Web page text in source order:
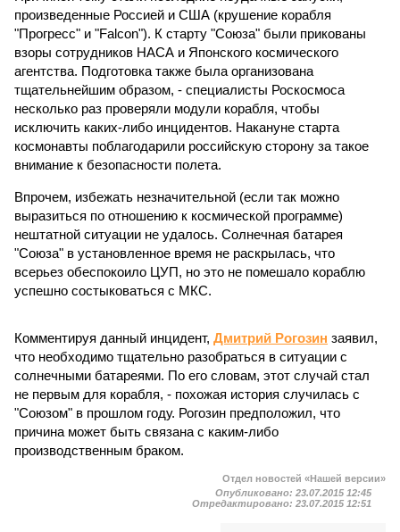
произведенные Россией и США (крушение корабля
"Прогресс" и "Falcon"). К старту "Союза" были прикованы
взоры сотрудников НАСА и Японского космического
агентства. Подготовка также была организована
тщательнейшим образом, - специалисты Роскосмоса
несколько раз проверяли модули корабля, чтобы
исключить каких-либо инцидентов. Накануне старта
космонавты поблагодарили российскую сторону за такое
внимание к безопасности полета.
Впрочем, избежать незначительной (если так можно
выразиться по отношению к космической программе)
нештатной ситуации не удалось. Солнечная батарея
"Союза" в установленное время не раскрылась, что
всерьез обеспокоило ЦУП, но это не помешало кораблю
успешно состыковаться с МКС.
Комментируя данный инцидент, Дмитрий Рогозин заявил,
что необходимо тщательно разобраться в ситуации с
солнечными батареями. По его словам, этот случай стал
не первым для корабля, - похожая история случилась с
"Союзом" в прошлом году. Рогозин предположил, что
причина может быть связана с каким-либо
производственным браком.
Отдел новостей «Нашей версии»
Опубликовано: 23.07.2015 12:45
Отредактировано: 23.07.2015 12:51